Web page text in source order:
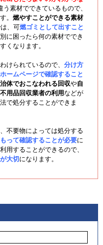
う素材でできているもので、
。 燃やすことができる素材
は、可燃ゴミとして出すこと
に困ったら何の素材ででき
くなります。
けられているので、 分け方
ームページで確認すること
体でおこなわれる回収や自
不用品回収業者の利用などが
で処分することができま
不要物によっては処分する
って確認することが必要に
用することができるので、
大切になります。